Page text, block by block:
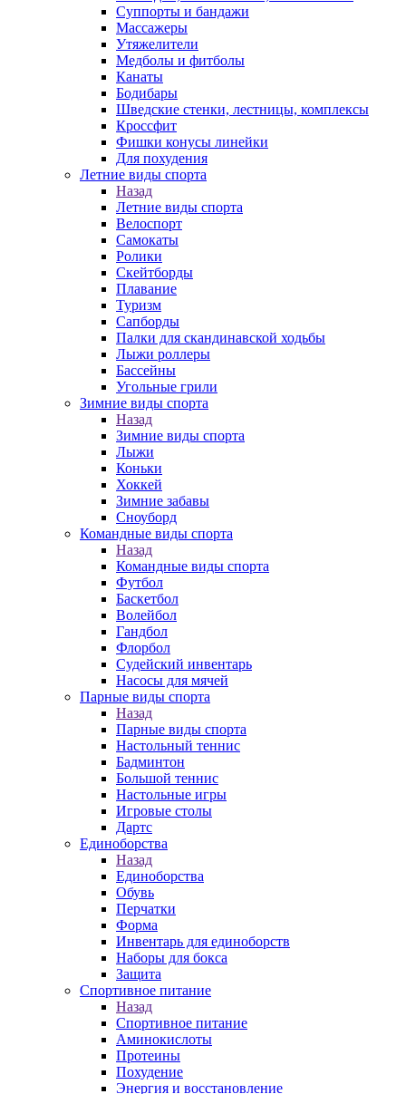
Суппорты и бандажи
Массажеры
Утяжелители
Медболы и фитболы
Канаты
Бодибары
Шведские стенки, лестницы, комплексы
Кроссфит
Фишки конусы линейки
Для похудения
Летние виды спорта
Назад
Летние виды спорта
Велоспорт
Самокаты
Ролики
Скейтборды
Плавание
Туризм
Сапборды
Палки для скандинавской ходьбы
Лыжи роллеры
Бассейны
Угольные грили
Зимние виды спорта
Назад
Зимние виды спорта
Лыжи
Коньки
Хоккей
Зимние забавы
Сноуборд
Командные виды спорта
Назад
Командные виды спорта
Футбол
Баскетбол
Волейбол
Гандбол
Флорбол
Судейский инвентарь
Насосы для мячей
Парные виды спорта
Назад
Парные виды спорта
Настольный теннис
Бадминтон
Большой теннис
Настольные игры
Игровые столы
Дартс
Единоборства
Назад
Единоборства
Обувь
Перчатки
Форма
Инвентарь для единоборств
Наборы для бокса
Защита
Спортивное питание
Назад
Спортивное питание
Аминокислоты
Протеины
Похудение
Энергия и восстановление